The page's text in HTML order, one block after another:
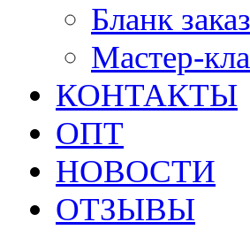
Бланк
Мастер-
КОНТАКТЫ
ОПТ
НОВОСТИ
ОТЗЫВЫ